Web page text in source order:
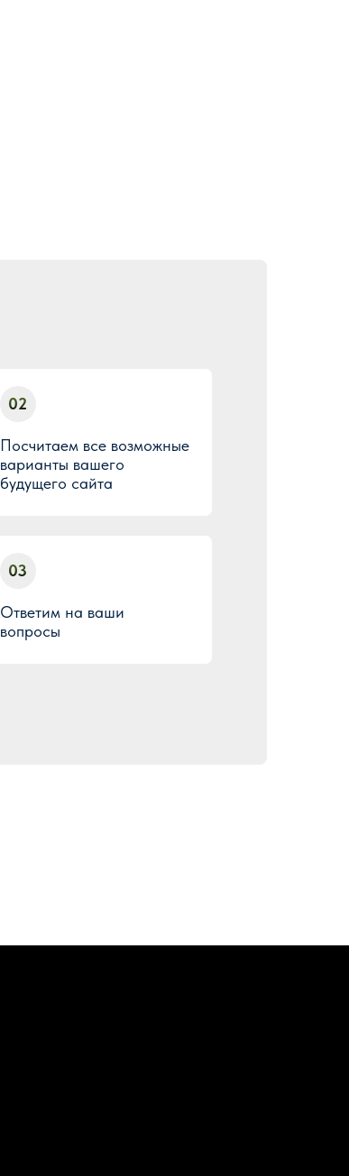
Посчитаем все возможные
варианты вашего
будущего сайта
02
Ответим на ваши
вопросы
03